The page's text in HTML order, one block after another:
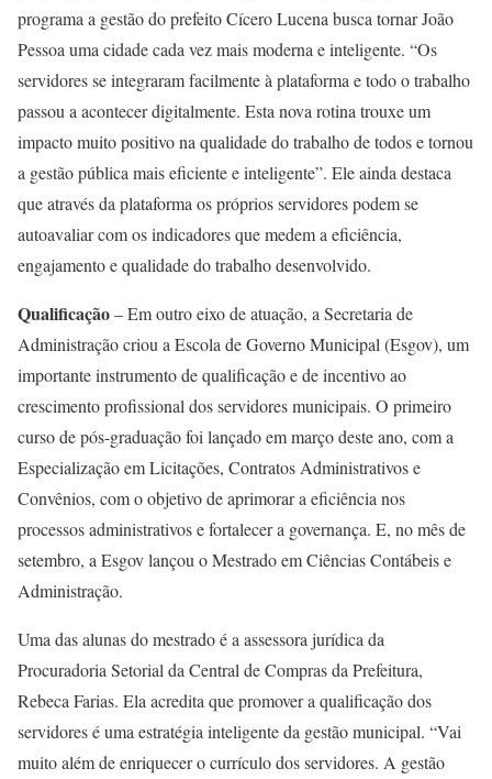
programa a gestão do prefeito Cícero Lucena busca tornar João
Pessoa uma cidade cada vez mais moderna e inteligente. “Os
servidores se integraram facilmente à plataforma e todo o trabalho
passou a acontecer digitalmente. Esta nova rotina trouxe um
impacto muito positivo na qualidade do trabalho de todos e tornou
a gestão pública mais eficiente e inteligente”. Ele ainda destaca
que através da plataforma os próprios servidores podem se
autoavaliar com os indicadores que medem a eficiência,
engajamento e qualidade do trabalho desenvolvido.
Qualificação– Em outro eixo de atuação, a Secretaria de
Administração criou a Escola de Governo Municipal (Esgov), um
importante instrumento de qualificação e de incentivo ao
crescimento profissional dos servidores municipais. O primeiro
curso de pós-graduação foi lançado em março deste ano, com a
Especialização em Licitações, Contratos Administrativos e
Convênios, com o objetivo de aprimorar a eficiência nos
processos administrativos e fortalecer a governança. E, no mês de
setembro, a Esgov lançou o Mestrado em Ciências Contábeis e
Administração.
Uma das alunas do mestrado é a assessora jurídica da
Procuradoria Setorial da Central de Compras da Prefeitura,
Rebeca Farias. Ela acredita que promover a qualificação dos
servidores é uma estratégia inteligente da gestão municipal. “Vai
muito além de enriquecer o currículo dos servidores. A gestão